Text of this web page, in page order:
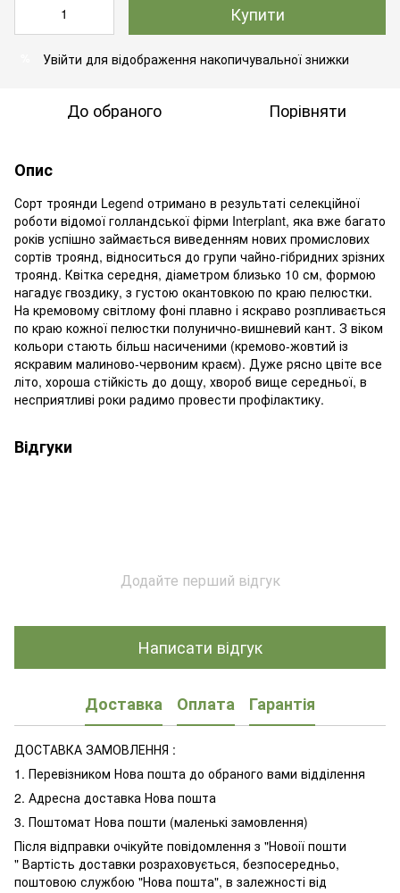
Купити
Увійти для відображення накопичувальної знижки
До обраного Порівняти
Опис
Сорт троянди Legend отримано в результаті селекційної
роботи відомої голландської фірми Interplant, яка вже багато
років успішно займається виведенням нових промислових
сортів троянд, відноситься до групи чайно-гібридних зрізних
троянд. Квітка середня, діаметром близько 10 см, формою
нагадує гвоздику, з густою окантовкою по краю пелюстки.
На кремовому світлому фоні плавно і яскраво розпливається
по краю кожної пелюстки полунично-вишневий кант. З віком
кольори стають більш насиченими (кремово-жовтий із
яскравим малиново-червоним краєм). Дуже рясно цвіте все
літо, хороша стійкість до дощу, хвороб вище середньої, в
несприятливі роки радимо провести профілактику.
Відгуки
Додайте перший відгук
Написати відгук
Доставка Оплата Гарантія
ДОСТАВКА ЗАМОВЛЕННЯ :
1. Перевізником Нова пошта до обраного вами відділення
2. Адресна доставка Нова пошта
3. Поштомат Нова пошти (маленькі замовлення)
Після відправки очікуйте повідомлення з "Новоії пошти
" Вартість доставки розраховується, безпосередньо,
поштовою службою "Нова пошта", в залежності від